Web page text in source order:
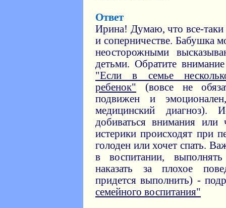
Ответ
Ирина! Думаю, что все-таки
и соперничестве. Бабушка
неосторожными
детьми. Обратите
"Если в семье
ребенок" (вовсе не
подвижен и
медицинский диагноз).
добиваться внимания
истерики происходят при
голоден или хочет спать.
в воспитании,
наказать за плохое
придется выполнить) -
семейного воспитания"